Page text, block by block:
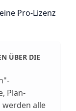
Pro-Lizenz
ÜBER DIE
Plan-
alle